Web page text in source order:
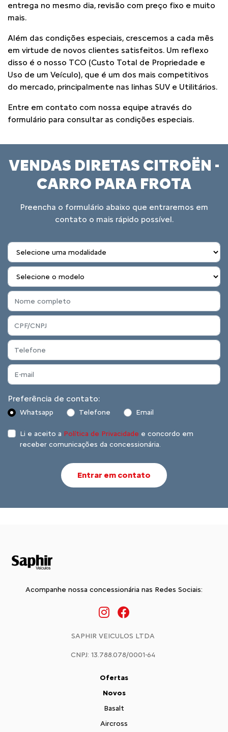
entrega no mesmo dia, revisão com preço fixo e muito
mais.
Além das condições especiais, crescemos a cada mês
em virtude de novos clientes satisfeitos. Um reflexo
disso é o nosso TCO (Custo Total de Propriedade e
Uso de um Veículo), que é um dos mais competitivos
do mercado, principalmente nas linhas SUV e Utilitários.
Entre em contato com nossa equipe através do
formulário para consultar as condições especiais.
VENDAS DIRETAS CITROËN -
CARRO PARA FROTA
Preencha o formulário abaixo que entraremos em
contato o mais rápido possível.
Preferência de contato:
Whatsapp Telefone Email
Li e aceito a Política de Privacidade e concordo em
receber comunicações da concessionária.
Entrar em contato
Acompanhe nossa concessionária nas Redes Sociais:
SAPHIR VEICULOS LTDA
CNPJ: 13.788.078/0001-64
Ofertas
Novos
Basalt
Aircross